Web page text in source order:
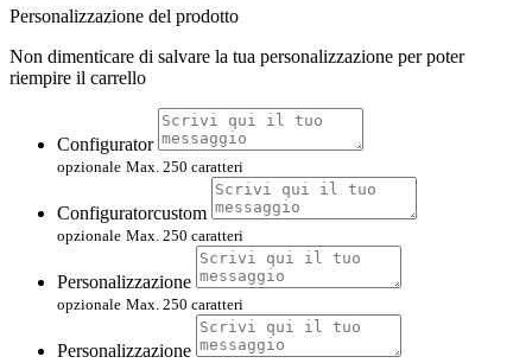
Personalizzazione del prodotto
Non dimenticare di salvare la tua personalizzazione per poter
riempire il carrello
Configurator
opzionale Max. 250 caratteri
Configuratorcustom
opzionale Max. 250 caratteri
Personalizzazione
opzionale Max. 250 caratteri
Personalizzazione